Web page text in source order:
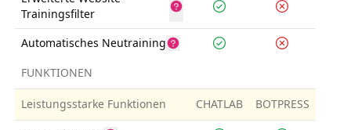
Trainingsfilter
Automatisches Neutraining
FUNKTIONEN
Leistungsstarke Funktionen CHATLAB BOTPRESS